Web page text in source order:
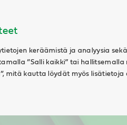
keräämistä ja analyysia
”Salli kaikki” tai hallitsemalla
mitä kautta löydät myös lisätietoja